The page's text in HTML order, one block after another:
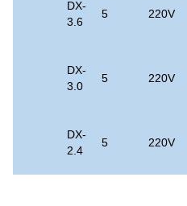
DX-
3.6
5 220V
DX-
3.0
5 220V
DX-
2.4
5 220V